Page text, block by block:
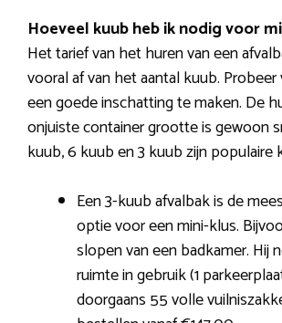
Hoeveel kuub heb ik nodig voor
Het tarief van het huren van een
vooral af van het aantal kuub.
een goede inschatting te maken. De
onjuiste container grootte is gewoon
kuub, 6 kuub en 3 kuub zijn populaire
Een 3-kuub afvalbak is de
optie voor een mini-klus.
slopen van een badkamer. Hij
ruimte in gebruik (1
doorgaans 55 volle